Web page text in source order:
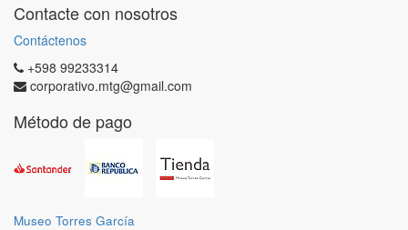
Contacte con nosotros
Contáctenos
+598 99233314
corporativo.mtg@gmail.com
Método de pago
Museo Torres García